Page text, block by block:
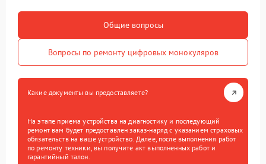
Общие вопросы
Вопросы по ремонту цифровых монокуляров
Какие документы вы предоставляете?
На этапе приема устройства на диагностику и последующий
ремонт вам будет предоставлен заказ-наряд с указанием страховых
обязательств на ваше устройство. Далее, после выполнения работ
по ремонту техники, вы получите акт выполненных работ и
гарантийный талон.